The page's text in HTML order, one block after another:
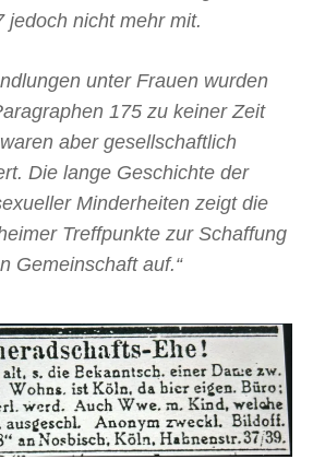
jedoch nicht mehr mit.
unter Frauen wurden
175 zu keiner Zeit
aber gesellschaftlich
Die lange Geschichte der
Minderheiten zeigt die
Treffpunkte zur Schaffung
Gemeinschaft auf.“